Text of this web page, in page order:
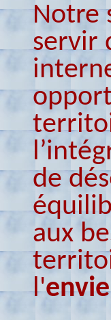
Notre
servir
de
aux
l'